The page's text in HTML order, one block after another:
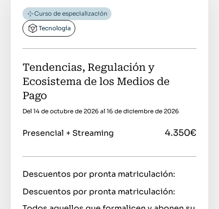
Curso de especialización
Tecnología
Tendencias, Regulación y
Ecosistema de los Medios de
Pago
Del 14 de octubre de 2026 al 16 de diciembre de 2026
Presencial + Streaming 4.350€
Descuentos por pronta matriculación:
Descuentos por pronta matriculación: